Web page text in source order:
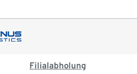
Filialabholung